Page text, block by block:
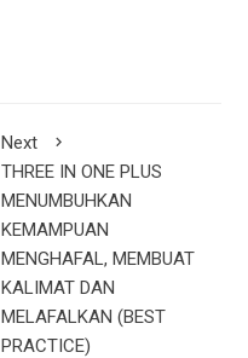
Next
THREE IN ONE PLUS
MENUMBUHKAN
KEMAMPUAN
MENGHAFAL, MEMBUAT
KALIMAT DAN
MELAFALKAN (BEST
PRACTICE)